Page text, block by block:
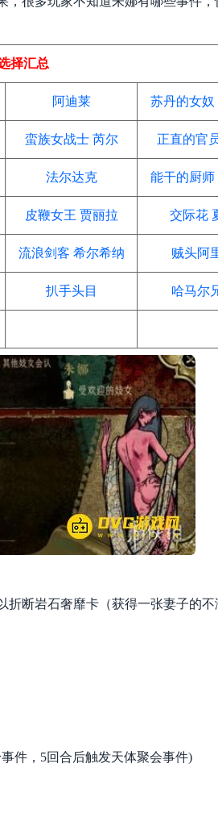
择汇总
阿迪莱 苏丹的女奴
蛮族女战士 芮尔 正直的官
法尔达克 能干的厨师
皮鞭女王 贾丽拉 交际花
流浪剑客 希尔希纳 贼头阿
扒手头目 哈马尔
断岩石奢靡卡（获得一张妻子的不
件，5回合后触发天体聚会事件)